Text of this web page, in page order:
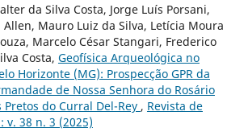
da Silva Costa, Jorge Luís Porsani,
Allen, Mauro Luiz da Silva, Letícia Moura
Marcelo César Stangari, Frederico
Costa, Geofísica Arqueológica no
Horizonte (MG): Prospecção GPR da
de Nossa Senhora do Rosário
Pretos do Curral Del-Rey , Revista de
v. 38 n. 3 (2025)